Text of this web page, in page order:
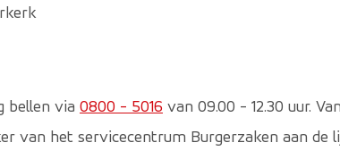
bellen via 0800 - 5016 van 09.00 - 12.30 uur.
van het servicecentrum Burgerzaken aan de